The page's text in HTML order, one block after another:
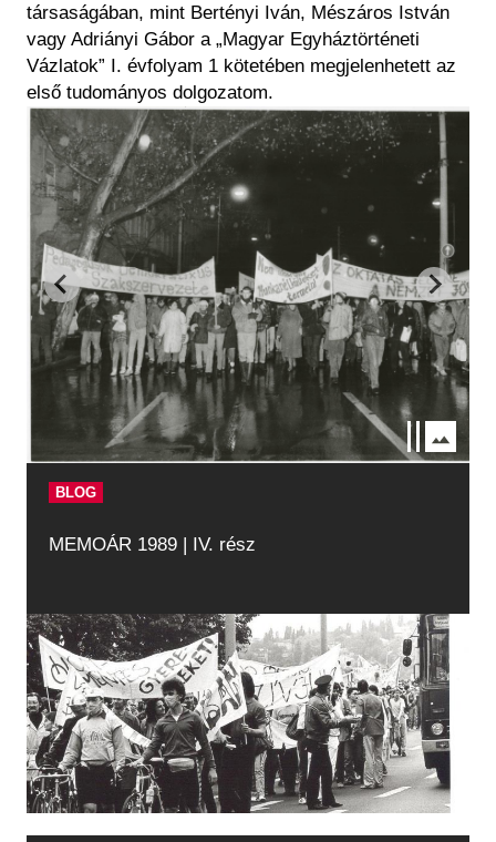
társaságában, mint Bertényi Iván, Mészáros István
vagy Adriányi Gábor a „Magyar Egyháztörténeti
Vázlatok” I. évfolyam 1 kötetében megjelenhetett az
első tudományos dolgozatom.
BLOG
MEMOÁR 1989 | IV. rész